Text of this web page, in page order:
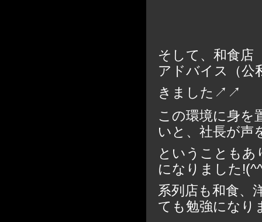
そして、和食店
アドバイス（公
きました↗↗
この環境に身を
いと、社長が声
ということもあ
になりました
系列店も和食、
ても勉強になり